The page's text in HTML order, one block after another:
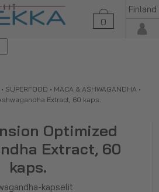
0
Finland
▼
• SUPERFOOD • MACA & ASHWAGANDHA •
Extract, 60 kaps.
Optimized
Extract, 60
kaps.
kapselit